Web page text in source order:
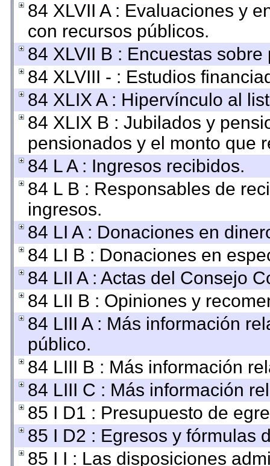
84 XLVII A : Evaluaciones y
con recursos públicos.
84 XLVII B : Encuestas sobre
84 XLVIII - : Estudios
84 XLIX A : Hipervínculo al
84 XLIX B : Jubilados y
pensionados y el monto que
84 L A : Ingresos recibidos.
84 L B : Responsables de
ingresos.
84 LI A : Donaciones en
84 LI B : Donaciones en
84 LII A : Actas del Consejo
84 LII B : Opiniones y
84 LIII A : Más información
público.
84 LIII B : Más información
84 LIII C : Más información
85 I D1 : Presupuesto de
85 I D2 : Egresos y fórmulas
85 I I : Las disposiciones